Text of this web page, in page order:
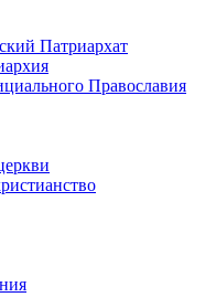
Патриархат
Православия